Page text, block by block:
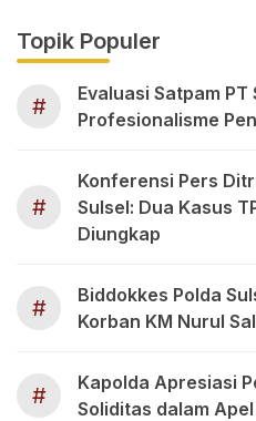
Topik Populer
#
Evaluasi Satpam
Profesionalisme
#
Konferensi Pers
Sulsel: Dua Kasus
Diungkap
#
Biddokkes Polda
Korban KM Nurul
#
Kapolda Apresiasi
Soliditas dalam